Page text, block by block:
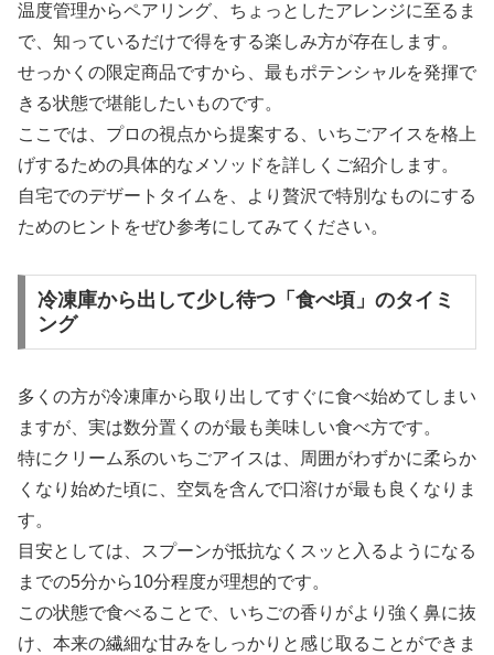
温度管理からペアリング、ちょっとしたアレンジに至るま
で、知っているだけで得をする楽しみ方が存在します。
せっかくの限定商品ですから、最もポテンシャルを発揮で
きる状態で堪能したいものです。
ここでは、プロの視点から提案する、いちごアイスを格上
げするための具体的なメソッドを詳しくご紹介します。
自宅でのデザートタイムを、より贅沢で特別なものにする
ためのヒントをぜひ参考にしてみてください。
冷凍庫から出して少し待つ「食べ頃」のタイミ
ング
多くの方が冷凍庫から取り出してすぐに食べ始めてしまい
ますが、実は数分置くのが最も美味しい食べ方です。
特にクリーム系のいちごアイスは、周囲がわずかに柔らか
くなり始めた頃に、空気を含んで口溶けが最も良くなりま
す。
目安としては、スプーンが抵抗なくスッと入るようになる
までの5分から10分程度が理想的です。
この状態で食べることで、いちごの香りがより強く鼻に抜
け、本来の繊細な甘みをしっかりと感じ取ることができま